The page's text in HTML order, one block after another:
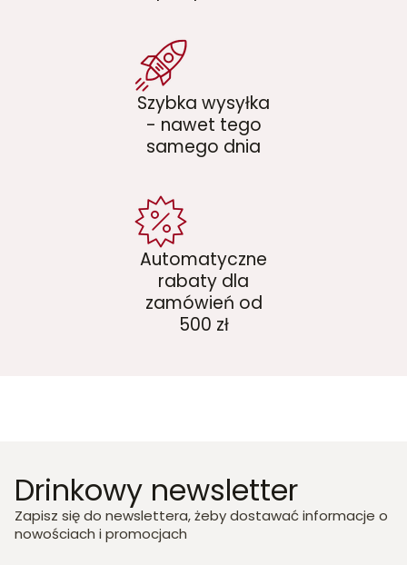
Szybka wysyłka
- nawet tego
samego dnia
Automatyczne
rabaty dla
zamówień od
500 zł
Drinkowy newsletter
Zapisz się do newslettera, żeby dostawać informacje o
nowościach i promocjach